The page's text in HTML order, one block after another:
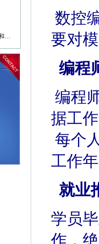
ProE、UG、PowerMILL软件特色和优势?
数控
要对
编程
编程
据工
每个
工作
就业
学员
作，